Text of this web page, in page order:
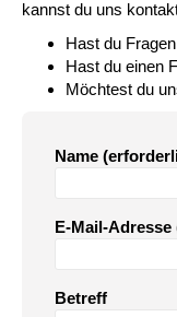
kannst du uns
Hast du
Hast du einen
Möchtest du
Name
E-Mail-
Betreff